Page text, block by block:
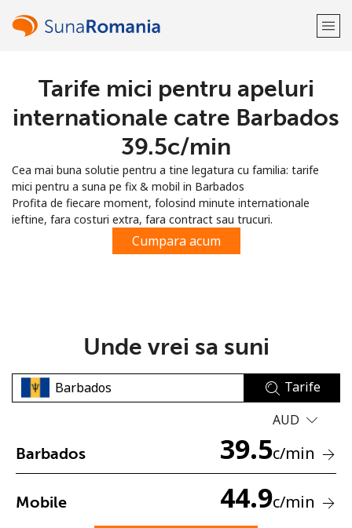
Bine-ai venit!
Inregistreaza-te cu
Lipsa parola
Minim 8 litere
Tarife mici pentru apeluri
internationale catre Barbados
⁦39.5c⁩/min
Cea mai buna solutie pentru a tine legatura cu familia: tarife
mici pentru a suna pe fix & mobil in Barbados
Profita de fiecare moment, folosind minute internationale
ieftine, fara costuri extra, fara contract sau trucuri.
Cumpara acum
Unde vrei sa suni
Tarife
AUD
Barbados 39.5c/min
Mobile 44.9c/min